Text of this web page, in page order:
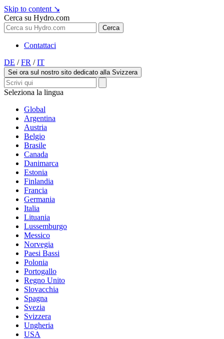
Skip to content ↘
Cerca su Hydro.com
Cerca
Contattaci
DE / FR / IT
Sei ora sul nostro sito dedicato alla Svizzera
Seleziona la lingua
Global
Argentina
Austria
Belgio
Brasile
Canada
Danimarca
Estonia
Finlandia
Francia
Germania
Italia
Lituania
Lussemburgo
Messico
Norvegia
Paesi Bassi
Polonia
Portogallo
Regno Unito
Slovacchia
Spagna
Svezia
Svizzera
Ungheria
USA